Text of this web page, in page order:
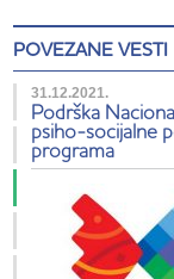
POVEZANE VESTI
31.12.2021.
Podrška
psiho-socijalne
programa